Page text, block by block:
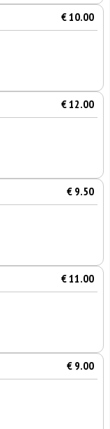
€ 10.00
€ 12.00
€ 9.50
€ 11.00
€ 9.00